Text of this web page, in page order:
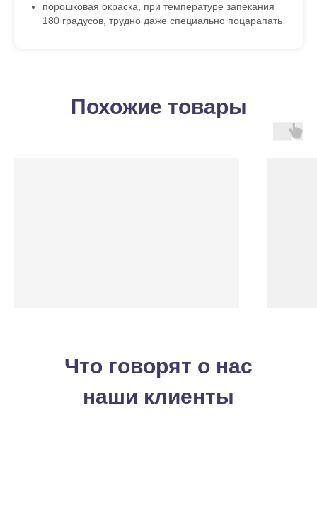
порошковая окраска, при температуре запекания
180 градусов, трудно даже специально поцарапать
Похожие товары
Что говорят о нас
наши клиенты